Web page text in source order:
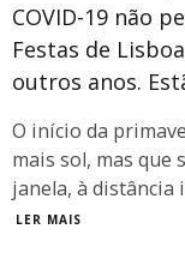
COVID-19 não
Festas de
outros anos.
O início da
mais sol, mas que
janela, à distância
LER MAIS